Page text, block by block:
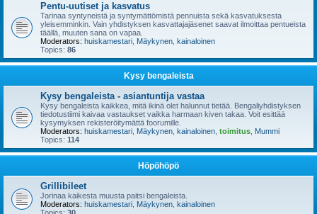
Pentu-uutiset ja kasvatus
Tarinaa syntyneistä ja syntymättömistä pennuista sekä kasvatuksesta
yleisemminkin. Vain yhdistyksen kasvattajajäsenet saavat ilmoittaa pentueista
täällä, muuten sana on vapaa.
Moderators: huiskamestari Mäykynen kainaloinen
Topics: 86
Kysy bengaleista
Kysy bengaleista - asiantuntija vastaa
Kysy bengaleista kaikkea, mitä ikinä olet halunnut tietää. Bengaliyhdistyksen
tiedotustiimi kaivaa vastaukset vaikka harmaan kiven takaa. Voit esittää
kysymyksen rekisteröitymättä foorumille.
Moderators: huiskamestari Mäykynen kainaloinen toimitus Mummi
Topics: 114
Höpöhöpö
Grillibileet
Jorinaa kaikesta muusta paitsi bengaleista.
Moderators: huiskamestari Mäykynen kainaloinen